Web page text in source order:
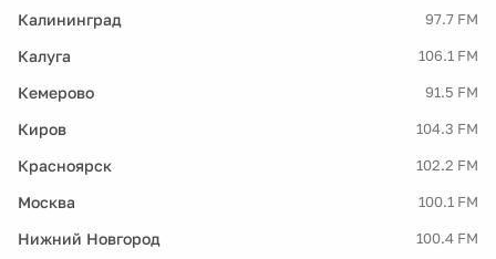
Калининград 97.7 FM
Калуга 106.1 FM
Кемерово 91.5 FM
Киров 104.3 FM
Красноярск 102.2 FM
Москва 100.1 FM
Нижний Новгород 100.4 FM